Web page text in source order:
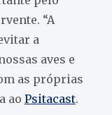
“A
a
aves e
as próprias
ao Psitacast.